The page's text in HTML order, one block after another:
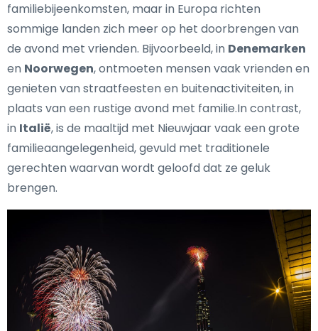
familiebijeenkomsten, maar in Europa richten
sommige landen zich meer op het doorbrengen van
de avond met vrienden. Bijvoorbeeld, in Denemarken
en Noorwegen, ontmoeten mensen vaak vrienden en
genieten van straatfeesten en buitenactiviteiten, in
plaats van een rustige avond met familie.In contrast,
in Italië, is de maaltijd met Nieuwjaar vaak een grote
familieaangelegenheid, gevuld met traditionele
gerechten waarvan wordt geloofd dat ze geluk
brengen.